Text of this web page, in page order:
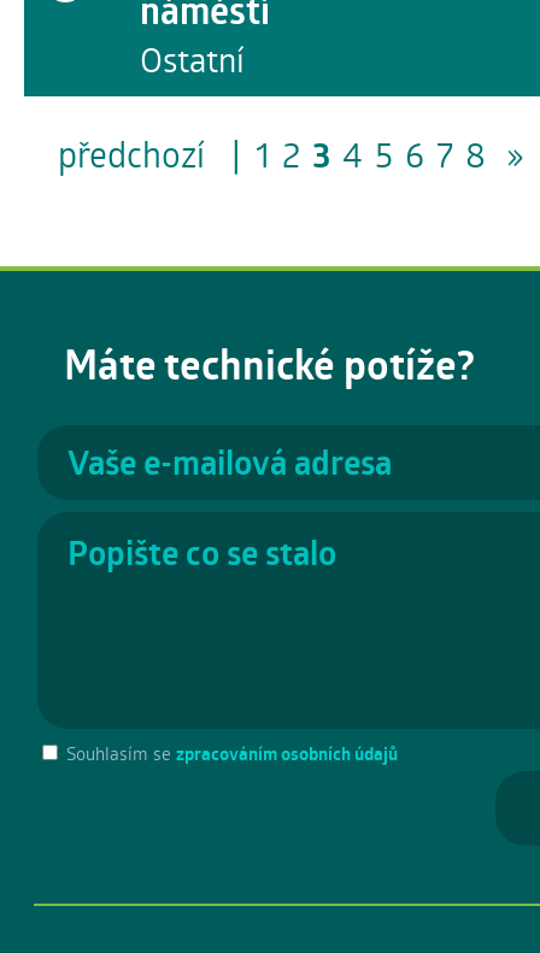
Ostatní
předchozí | 1 2 3 4 5 6 7 8 »
Máte technické potíže?
Souhlasím se zpracováním osobních údajů